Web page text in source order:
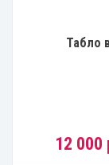
Табло
12 000